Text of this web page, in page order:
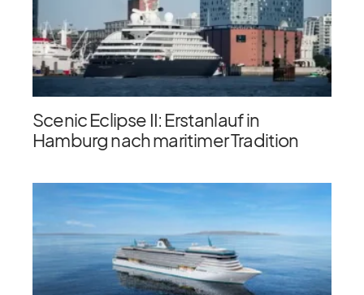
Scenic Eclipse II: Erstanlauf in
Hamburg nach maritimer Tradition